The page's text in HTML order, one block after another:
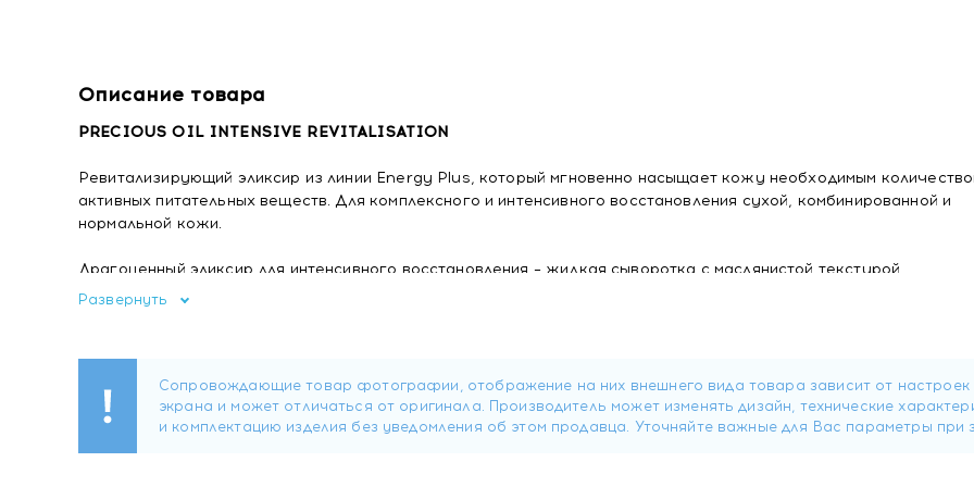
Описание товара
PRECIOUS OIL INTENSIVE REVITALISATION
Ревитализирующий эликсир из линии Energy Plus, который мгновенно насыщает кожу необходимым
активных питательных веществ. Для комплексного и интенсивного восстановления сухой, комбинированной и
нормальной кожи.
Драгоценный эликсир для интенсивного восстановления – жидкая сыворотка с маслянистой текстурой.
Концентрированный эликсир молодости, который мгновенно восстанавливает гидро-липидный баланс,
трансдермальную потерю воды и насыщает кожу необходимым количеством активных веществ в
форме. Уникальная формула содержит липиды, идентичные липидам эпидермиса, натуральные экстракты с
антивозрастным действием, которые дополняют и усиливают друг друга для активации клеточного
стимуляции жизненно важных функций кожи, отвечающих за сохранение ее молодости и красоты (увлажнение,
Развернуть